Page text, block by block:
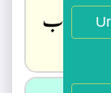
کا رب